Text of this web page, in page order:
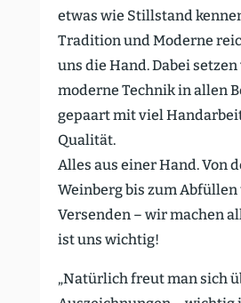
etwas wie Still­stand
Tradition und Moderne
uns die Hand. Dabei
moderne Technik in allen
gepaart mit viel
Qualität.
Alles aus einer Hand. Von
Weinberg bis zum Abfüllen
Versenden – wir machen
ist uns wichtig!
„Natürlich freut man sich